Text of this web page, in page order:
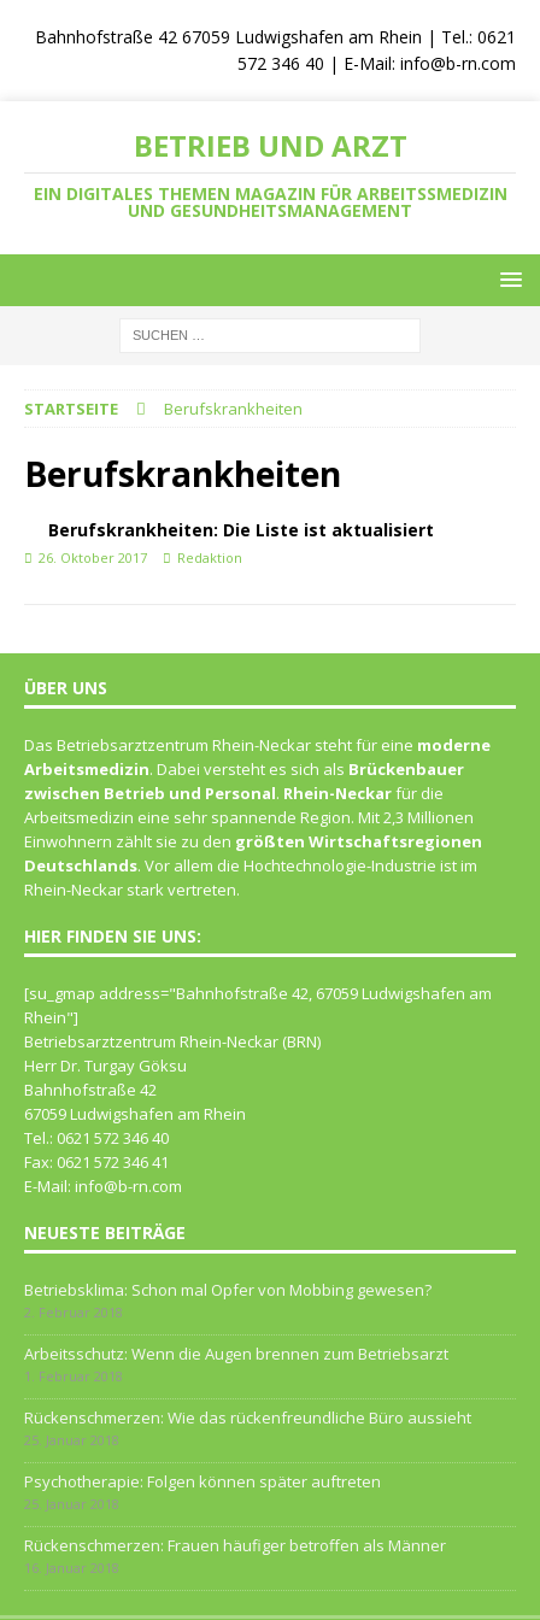
Bahnhofstraße 42 67059 Ludwigshafen am Rhein | Tel.: 0621
572 346 40 | E-Mail: info@b-rn.com
BETRIEB UND ARZT
EIN DIGITALES THEMEN MAGAZIN FÜR ARBEITSSMEDIZIN
UND GESUNDHEITSMANAGEMENT
STARTSEITE Berufskrankheiten
Berufskrankheiten
Berufskrankheiten: Die Liste ist aktualisiert
26. Oktober 2017 Redaktion
ÜBER UNS
Das Betriebsarztzentrum Rhein-Neckar steht für eine moderne
Arbeitsmedizin. Dabei versteht es sich als Brückenbauer
zwischen Betrieb und Personal. Rhein-Neckarfür die
Arbeitsmedizin eine sehr spannende Region. Mit 2,3 Millionen
Einwohnern zählt sie zu den größten Wirtschaftsregionen
Deutschlands. Vor allem die Hochtechnologie-Industrie ist im
Rhein-Neckar stark vertreten.
HIER FINDEN SIE UNS:
[su_gmap address="Bahn­hof­straße 42, 67059 Lud­wigs­ha­fen am
Rhein"]
Betriebsarztzentrum Rhein-Neckar (BRN)
Herr Dr. Turgay Göksu
Bahnhofstraße 42
67059 Ludwigshafen am Rhein
Tel.: 0621 572 346 40
Fax: 0621 572 346 41
E-Mail: info@b-rn.com
NEUESTE BEITRÄGE
Betriebsklima: Schon mal Opfer von Mobbing gewesen?
2. Februar 2018
Arbeitsschutz: Wenn die Augen brennen zum Betriebsarzt
1. Februar 2018
Rückenschmerzen: Wie das rückenfreundliche Büro aussieht
25. Januar 2018
Psychotherapie: Folgen können später auftreten
25. Januar 2018
Rückenschmerzen: Frauen häufiger betroffen als Männer
16. Januar 2018